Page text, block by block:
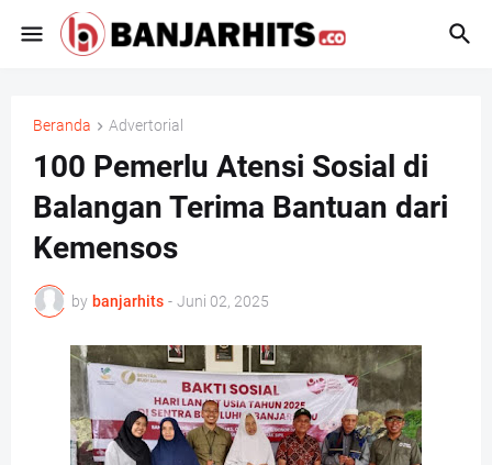
Beranda Advertorial
100 Pemerlu Atensi Sosial di
Balangan Terima Bantuan dari
Kemensos
by banjarhits - Juni 02, 2025